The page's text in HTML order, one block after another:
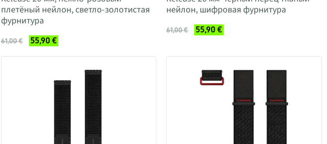
плетёный нейлон, светло-золотистая
фурнитура
61,00 € 55,90 €
нейлон, шифровая фурнитура
61,00 € 55,90 €